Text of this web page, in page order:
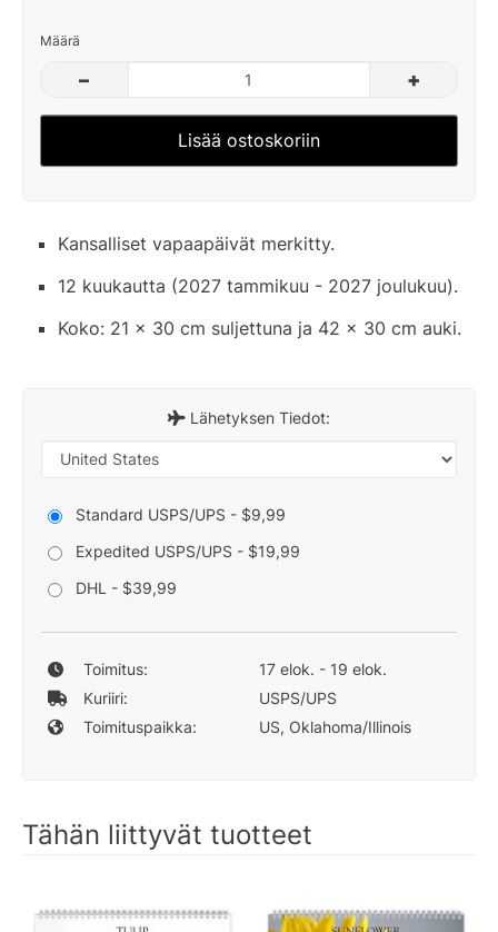
Määrä
– +
Lisää ostoskoriin
Kansalliset vapaapäivät merkitty.
12 kuukautta (2027 tammikuu - 2027 joulukuu).
Koko: 21 x 30 cm suljettuna ja 42 x 30 cm auki.
Lähetyksen Tiedot:
Standard USPS/UPS - $9,99
Expedited USPS/UPS - $19,99
DHL - $39,99
Toimitus:
17 elok. - 19 elok.
Kuriiri:
USPS/UPS
Toimituspaikka:
US, Oklahoma/Illinois
Tähän liittyvät tuotteet